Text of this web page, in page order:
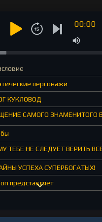
- полная версия
00:00
персонажи
КУКЛОВОД
САМОГО ЗНАМЕНИТОГО
ТЕБЕ НЕ СЛЕДУЕТ ВЕРИТЬ
УСПЕХА СУПЕРБОГАТЫХ!
представляет
САМУЮ СМЕШНУЮ